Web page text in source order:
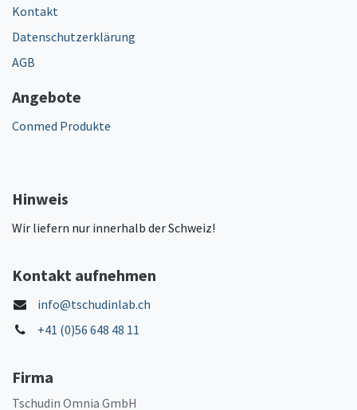
Kontakt
Datenschutzerklärung
AGB
Angebote
Conmed Produkte
Hinweis
Wir liefern nur innerhalb der Schweiz!
Kontakt aufnehmen
info@tschudinlab.ch
+41 (0)56 648 48 11
Firma
Tschudin Omnia GmbH